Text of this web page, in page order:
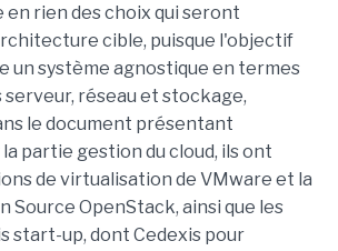
en rien des choix qui seront
cible, puisque l'objectif
un système agnostique en termes
réseau et stockage,
le document présentant
partie gestion du cloud, ils ont
de virtualisation de VMware et la
Source OpenStack, ainsi que les
start-up, dont Cedexis pour